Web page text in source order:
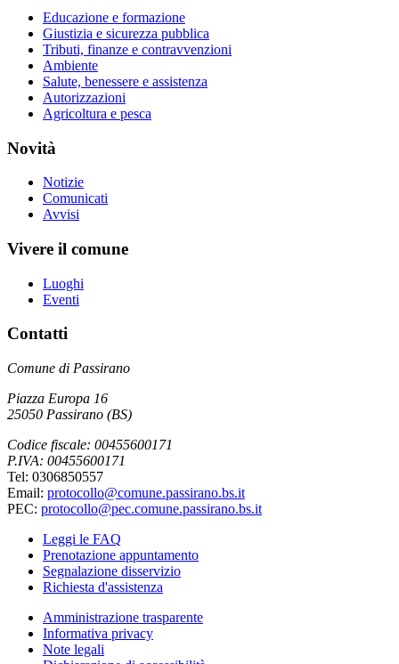
Educazione e formazione
Giustizia e sicurezza pubblica
Tributi, finanze e contravvenzioni
Ambiente
Salute, benessere e assistenza
Autorizzazioni
Agricoltura e pesca
Novità
Notizie
Comunicati
Avvisi
Vivere il comune
Luoghi
Eventi
Contatti
Comune di Passirano
Piazza Europa 16
25050 Passirano (BS)
Codice fiscale: 00455600171
P.IVA: 00455600171
Tel: 0306850557
Email: protocollo@comune.passirano.bs.it
PEC: protocollo@pec.comune.passirano.bs.it
Leggi le FAQ
Prenotazione appuntamento
Segnalazione disservizio
Richiesta d'assistenza
Amministrazione trasparente
Informativa privacy
Note legali